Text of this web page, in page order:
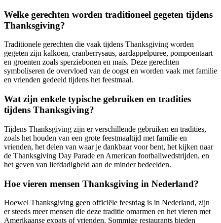
Welke gerechten worden traditioneel gegeten tijdens
Thanksgiving?
Traditionele gerechten die vaak tijdens Thanksgiving worden
gegeten zijn kalkoen, cranberrysaus, aardappelpuree, pompoentaart
en groenten zoals sperziebonen en maïs. Deze gerechten
symboliseren de overvloed van de oogst en worden vaak met familie
en vrienden gedeeld tijdens het feestmaal.
Wat zijn enkele typische gebruiken en tradities
tijdens Thanksgiving?
Tijdens Thanksgiving zijn er verschillende gebruiken en tradities,
zoals het houden van een grote feestmaaltijd met familie en
vrienden, het delen van waar je dankbaar voor bent, het kijken naar
de Thanksgiving Day Parade en American footballwedstrijden, en
het geven van liefdadigheid aan de minder bedeelden.
Hoe vieren mensen Thanksgiving in Nederland?
Hoewel Thanksgiving geen officiële feestdag is in Nederland, zijn
er steeds meer mensen die deze traditie omarmen en het vieren met
Amerikaanse expats of vrienden. Sommige restaurants bieden